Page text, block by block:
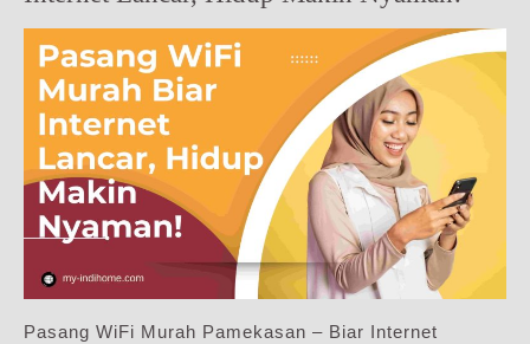
Pasang WiFi Murah Pamekasan – Biar Internet